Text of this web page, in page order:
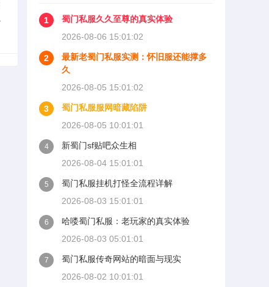
1
蜀门私服久久至尊的真实体验
2026-08-06 15:01:02
2
最新老蜀门私服实测：怀旧服还能撑多
久
2026-08-05 15:01:02
3
蜀门私服服网暗藏陷阱
2026-08-05 10:01:01
4
新蜀门sf贴吧众生相
2026-08-04 15:01:01
5
蜀门私服挂机打怪全流程详解
2026-08-03 15:01:01
6
哈喽蜀门私服：老玩家的真实体验
2026-08-03 05:01:01
7
蜀门私服传奇网站的暗面与现实
2026-08-02 10:01:01